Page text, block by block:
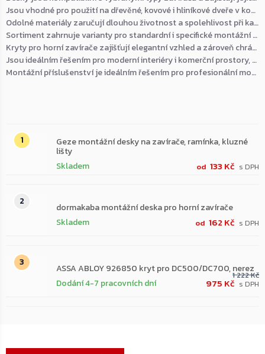
Jsou vhodné pro použití na dřevěné, kovové i hliníkové dveře v komerčních i soukromých prostorách.
Odolné materiály zaručují dlouhou životnost a spolehlivost při každodenním používání.
Sortiment zahrnuje varianty pro standardní i specifické montážní situace.
Kryty pro horní zavírače zajišťují elegantní vzhled a zároveň chrání mechanismus před prachem a poškozením.
Jsou ideálním řešením pro moderní interiéry i komerční prostory, kde je důležitá estetika i dlouhá životnost dveřního systému.
Montážní příslušenství je ideálním řešením pro profesionální montážní firmy, servisní techniky i obyčejné uživatele.
Geze montážní desky na zavírače, ramínka, kluzné
lišty
Skladem
od 133 Kč
dormakaba montážní deska pro horní zavírače
Skladem
od 162 Kč
ASSA ABLOY 926850 kryt pro DC500/DC700, nerez
Dodání 4-7 pracovních dní
1 222 Kč
975 Kč